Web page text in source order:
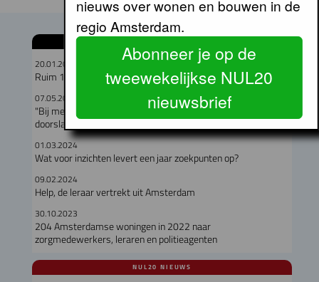
20.01.2026
Ruim 16.000 gegadigden voor één IJ-appartement
07.05.2024
"Bij meeste toewijzingen via WoningNet is inschrijfduur wél
doorslaggevend"
01.03.2024
Wat voor inzichten levert een jaar zoekpunten op?
09.02.2024
Help, de leraar vertrekt uit Amsterdam
30.10.2023
204 Amsterdamse woningen in 2022 naar
zorgmedewerkers, leraren en politieagenten
NUL20 NIEUWS
nieuws over wonen en bouwen in de
regio Amsterdam.
Abonneer je op de
tweewekelijkse NUL20
nieuwsbrief